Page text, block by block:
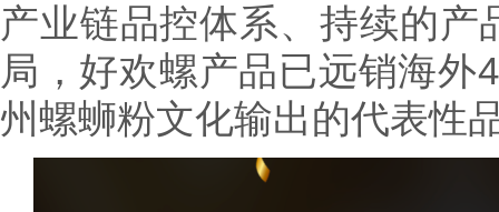
产业链品控体系、持续的
局，好欢螺产品已远销海外
州螺蛳粉文化输出的代表性